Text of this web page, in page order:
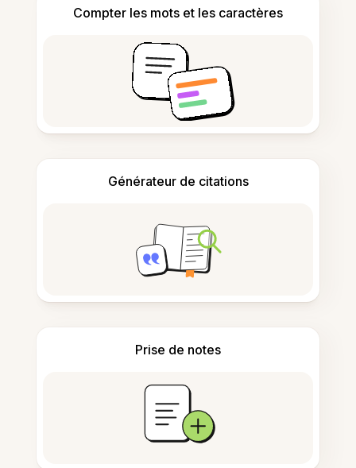
Compter les mots et les caractères
Générateur de citations
Prise de notes